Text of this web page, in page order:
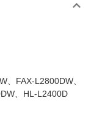
、FAX-L2800DW、
、HL-L2400D